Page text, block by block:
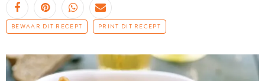
BEWAAR DIT RECEPT PRINT DIT RECEPT